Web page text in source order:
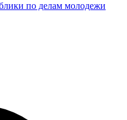
по делам молодежи